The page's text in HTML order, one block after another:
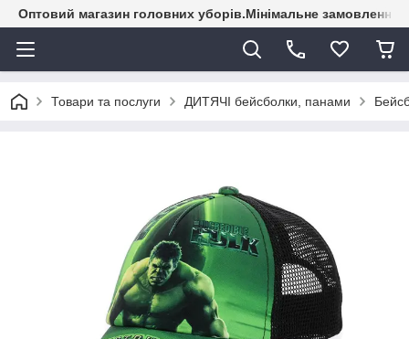
Оптовий магазин головних уборів.Мінімальне замовлення
Товари та послуги ДИТЯЧІ бейсболки, панами